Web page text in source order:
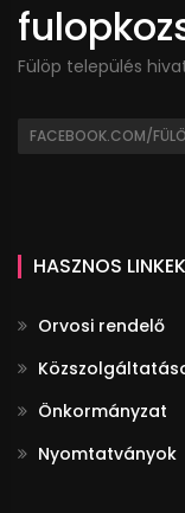
Fülöp település
FACEBOOK.COM/
HASZNOS LINKEK
Orvosi rendelő
Önkormányzat
Nyomtatványok